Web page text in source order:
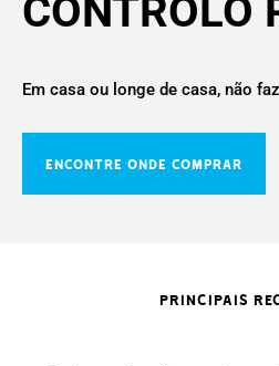
CONTROLO
Em casa ou longe de casa, não
ENCONTRE ONDE COMPRAR
PRINCIPAIS